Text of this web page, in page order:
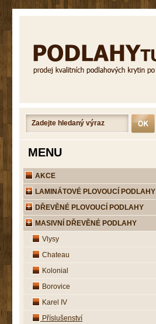
MENU
AKCE
LAMINÁTOVÉ PLOVOUCÍ PODLAHY
DŘEVĚNÉ PLOVOUCÍ PODLAHY
MASIVNÍ DŘEVĚNÉ PODLAHY
Vlysy
Chateau
Kolonial
Borovice
Karel IV
Příslušenství